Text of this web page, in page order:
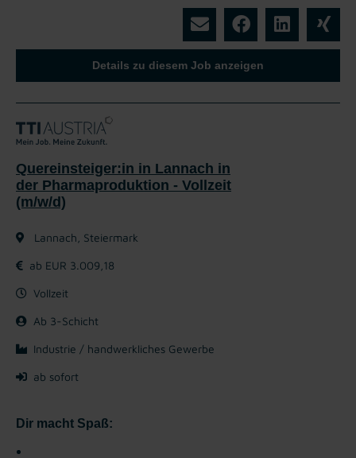
Details zu diesem Job anzeigen
Quereinsteiger:in in Lannach in
der Pharmaproduktion - Vollzeit
(m/w/d)
Lannach, Steiermark
ab EUR 3.009,18
Vollzeit
Ab 3-Schicht
Industrie / handwerkliches Gewerbe
ab sofort
Dir macht Spaß: